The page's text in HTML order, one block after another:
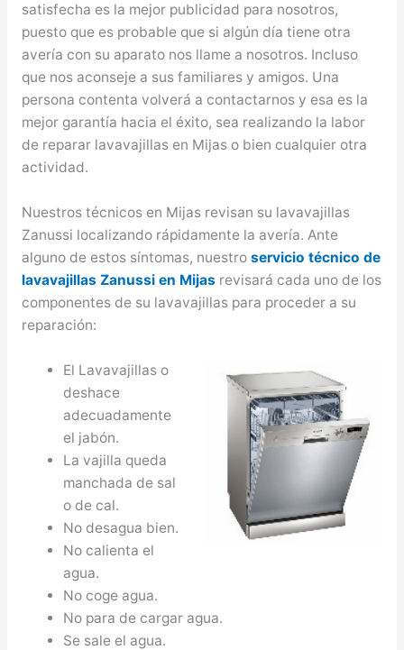
satisfecha es la mejor publicidad para nosotros,
puesto que es probable que si algún día tiene otra
avería con su aparato nos llame a nosotros. Incluso
que nos aconseje a sus familiares y amigos. Una
persona contenta volverá a contactarnos y esa es la
mejor garantía hacia el éxito, sea realizando la labor
de reparar lavavajillas en Mijas o bien cualquier otra
actividad.
Nuestros técnicos en Mijas revisan su lavavajillas
Zanussi localizando rápidamente la avería. Ante
alguno de estos síntomas, nuestro servicio técnico de
lavavajillas Zanussi en Mijas revisará cada uno de los
componentes de su lavavajillas para proceder a su
reparación:
El Lavavajillas o
deshace
adecuadamente
el jabón.
La vajilla queda
manchada de sal
o de cal.
No desagua bien.
No calienta el
agua.
No coge agua.
No para de cargar agua.
Se sale el agua.